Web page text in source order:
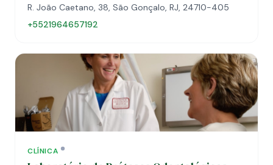
R. João Caetano, 38, São Gonçalo, RJ, 24710-405
+5521964657192
CLÍNICA